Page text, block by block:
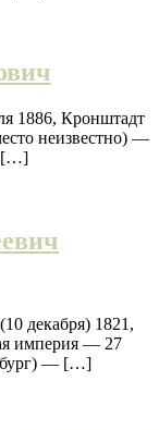
1886, Кронштадт
неизвестно) —
[…]
декабря) 1821,
империя — 27
— […]